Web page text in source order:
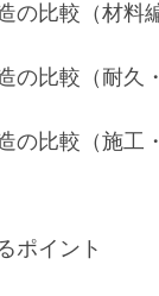
の比較（材料
の比較（ 耐久
の比較（施工
ポイント